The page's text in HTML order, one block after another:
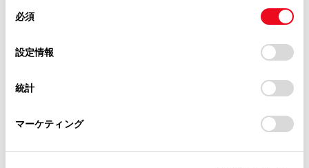
デバイスにすべてのCookie(クッキー)が保存されることに同
意したことになります。Cookie(クッキー)のオプトアウト、
設定の変更、同意を撤回したりするにあたっては、当社の
「Cookie（クッキー）情報の取り扱いについて
」をご覧くだ
必須
設定情報
統計
マーケティング
休業日（五橋店以外） 全店休業日